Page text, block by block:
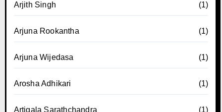
Arjith Singh (1)
Arjuna Rookantha (1)
Arjuna Wijedasa (1)
Arosha Adhikari (1)
Artigala Sarathchandra (1)